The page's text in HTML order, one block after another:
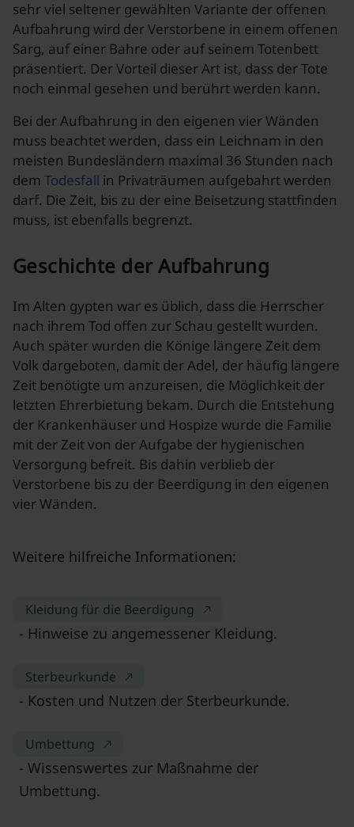
sehr viel seltener gewählten Variante der offenen
Aufbahrung wird der Verstorbene in einem offenen
Sarg, auf einer Bahre oder auf seinem Totenbett
präsentiert. Der Vorteil dieser Art ist, dass der Tote
noch einmal gesehen und berührt werden kann.
Bei der Aufbahrung in den eigenen vier Wänden
muss beachtet werden, dass ein Leichnam in den
meisten Bundesländern maximal 36 Stunden nach
dem Todesfall in Privaträumen aufgebahrt werden
darf. Die Zeit, bis zu der eine Beisetzung stattfinden
muss, ist ebenfalls begrenzt.
Geschichte der Aufbahrung
Im Alten gypten war es üblich, dass die Herrscher
nach ihrem Tod offen zur Schau gestellt wurden.
Auch später wurden die Könige längere Zeit dem
Volk dargeboten, damit der Adel, der häufig längere
Zeit benötigte um anzureisen, die Möglichkeit der
letzten Ehrerbietung bekam. Durch die Entstehung
der Krankenhäuser und Hospize wurde die Familie
mit der Zeit von der Aufgabe der hygienischen
Versorgung befreit. Bis dahin verblieb der
Verstorbene bis zu der Beerdigung in den eigenen
vier Wänden.
Weitere hilfreiche Informationen:
Kleidung für die Beerdigung
- Hinweise zu angemessener Kleidung.
Sterbeurkunde
- Kosten und Nutzen der Sterbeurkunde.
Umbettung
- Wissenswertes zur Maßnahme der
Umbettung.